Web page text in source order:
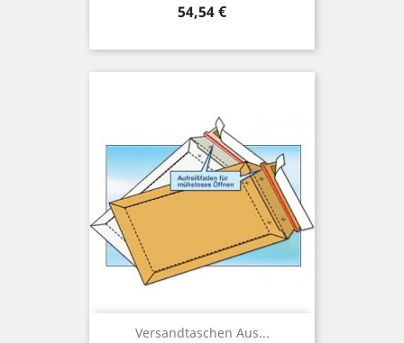
Preis
54,54 €
Versandtaschen Aus...